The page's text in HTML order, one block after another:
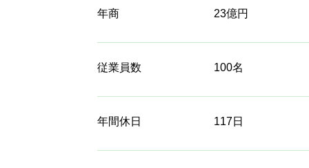
年商 23億円
従業員数 100名
年間休日 117日